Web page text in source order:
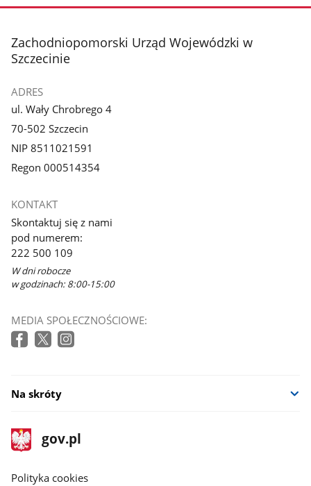
stopka
Zachodniopomorski Urząd Wojewódzki w
Szczecinie
ADRES
ul. Wały Chrobrego 4
70-502 Szczecin
NIP 8511021591
Regon 000514354
KONTAKT
Skontaktuj się z nami
pod numerem:
222 500 109
W dni robocze
w godzinach: 8:00-15:00
MEDIA SPOŁECZNOŚCIOWE:
Na skróty
stopka
gov.pl
Strona
gov.pl
gov.pl
Polityka cookies